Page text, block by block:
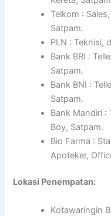
Telkom :
Satpam.
PLN : Teknisi,
Bank BRI :
Satpam.
Bank BNI :
Satpam.
Bank Mandiri :
Boy, Satpam.
Bio Farma :
Apoteker,
Lokasi Penempatan:
Kotawaringin